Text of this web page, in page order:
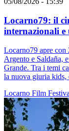
Locarno79: il
internazionali
Locarno79 apre
Argento e Saldaña,
Grande. Tra i temi
la nuova giuria kids,
Locarno Film